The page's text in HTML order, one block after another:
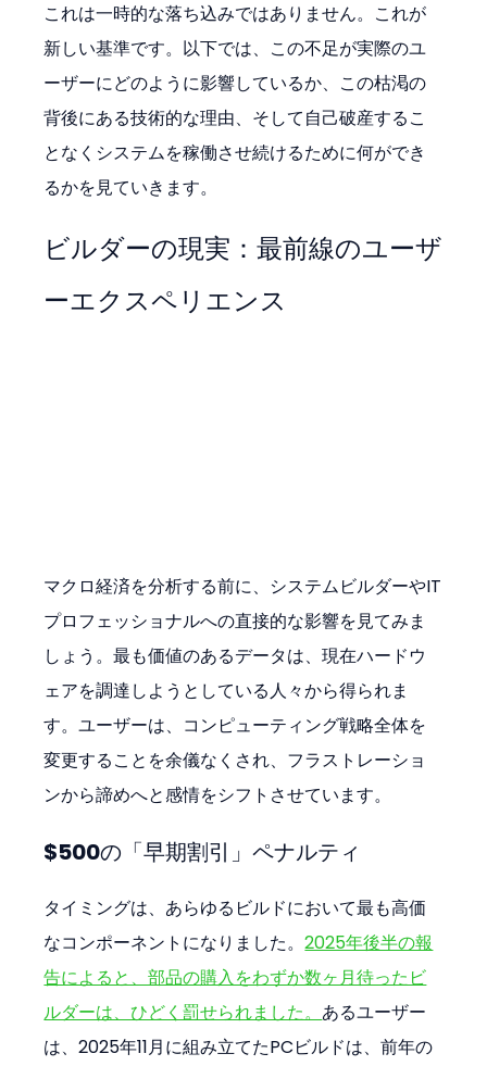
これは一時的な落ち込みではありません。これが
新しい基準です。以下では、この不足が実際のユ
ーザーにどのように影響しているか、この枯渇の
背後にある技術的な理由、そして自己破産するこ
となくシステムを稼働させ続けるために何ができ
るかを見ていきます。
ビルダーの現実：最前線のユーザ
ーエクスペリエンス
マクロ経済を分析する前に、システムビルダーやIT
プロフェッショナルへの直接的な影響を見てみま
しょう。最も価値のあるデータは、現在ハードウ
ェアを調達しようとしている人々から得られま
す。ユーザーは、コンピューティング戦略全体を
変更することを余儀なくされ、フラストレーショ
ンから諦めへと感情をシフトさせています。
$500の「早期割引」ペナルティ
タイミングは、あらゆるビルドにおいて最も高価
なコンポーネントになりました。2025年後半の報
告によると、部品の購入をわずか数ヶ月待ったビ
ルダーは、ひどく罰せられました。 あるユーザー
は、2025年11月に組み立てたPCビルドは、前年の